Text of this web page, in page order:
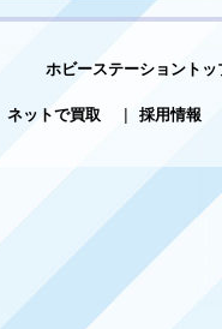
ホビーステーショントッ
ネットで買取
| 採用情報